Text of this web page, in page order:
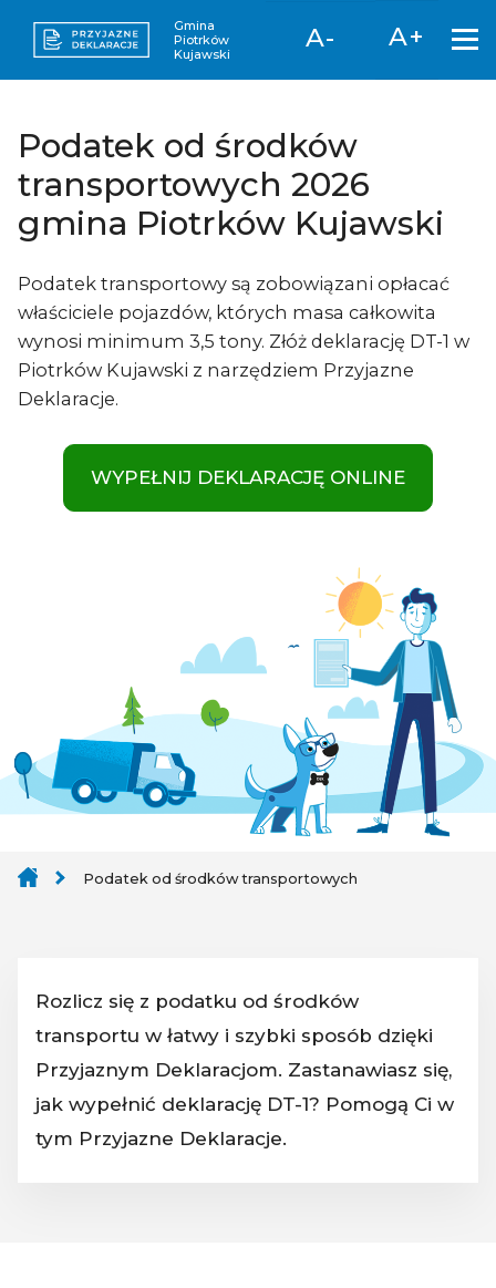
Gmina
Piotrków
Kujawski
A- A+
Podatek od środków
transportowych 2026
gmina Piotrków Kujawski
Podatek transportowy są zobowiązani opłacać
właściciele pojazdów, których masa całkowita
wynosi minimum 3,5 tony. Złóż deklarację DT-1 w
Piotrków Kujawski z narzędziem Przyjazne
Deklaracje.
WYPEŁNIJ DEKLARACJĘ ONLINE
Podatek od środków transportowych
Rozlicz się z podatku od środków
transportu w łatwy i szybki sposób dzięki
Przyjaznym Deklaracjom. Zastanawiasz się,
jak wypełnić deklarację DT-1? Pomogą Ci w
tym Przyjazne Deklaracje.